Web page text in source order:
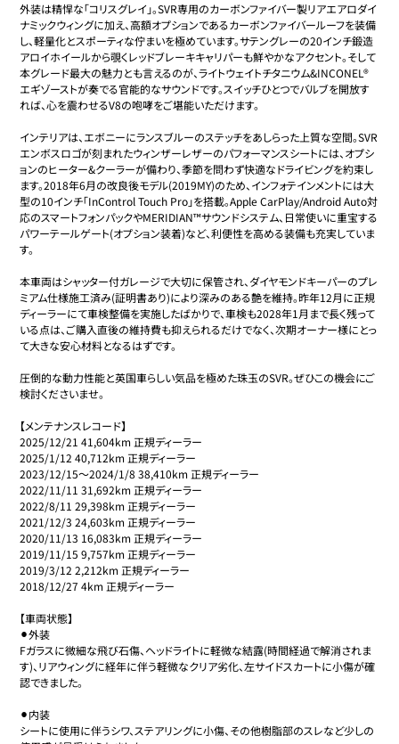
外装は精悍な「コリスグレイ」。SVR専用のカーボンファイバー製リアエアロダイ
ナミックウィングに加え、高額オプションであるカーボンファイバールーフを装備
し、軽量化とスポーティな佇まいを極めています。サテングレーの20インチ鍛造
アロイホイールから覗くレッドブレーキキャリパーも鮮やかなアクセント。そして
本グレード最大の魅力とも言えるのが、ライトウェイトチタニウム&INCONEL®︎
エギゾーストが奏でる官能的なサウンドです。スイッチひとつでバルブを開放す
れば、心を震わせるV8の咆哮をご堪能いただけます。
インテリアは、エボニーにランスブルーのステッチをあしらった上質な空間。SVR
エンボスロゴが刻まれたウィンザーレザーのパフォーマンスシートには、オプシ
ョンのヒーター&クーラーが備わり、季節を問わず快適なドライビングを約束し
ます。2018年6月の改良後モデル(2019MY)のため、インフォテインメントには大
型の10インチ「InControl Touch Pro」を搭載。Apple CarPlay/Android Auto対
応のスマートフォンパックやMERIDIAN™サウンドシステム、日常使いに重宝する
パワーテールゲート(オプション装着)など、利便性を高める装備も充実していま
す。
本車両はシャッター付ガレージで大切に保管され、ダイヤモンドキーパーのプレ
ミアム仕様施工済み(証明書あり)により深みのある艶を維持。昨年12月に正規
ディーラーにて車検整備を実施したばかりで、車検も2028年1月まで長く残って
いる点は、ご購入直後の維持費も抑えられるだけでなく、次期オーナー様にとっ
て大きな安心材料となるはずです。
圧倒的な動力性能と英国車らしい気品を極めた珠玉のSVR。ぜひこの機会にご
検討くださいませ。
【メンテナンスレコード】
2025/12/21 41,604km 正規ディーラー
2025/1/12 40,712km 正規ディーラー
2023/12/15〜2024/1/8 38,410km 正規ディーラー
2022/11/11 31,692km 正規ディーラー
2022/8/11 29,398km 正規ディーラー
2021/12/3 24,603km 正規ディーラー
2020/11/13 16,083km 正規ディーラー
2019/11/15 9,757km 正規ディーラー
2019/3/12 2,212km 正規ディーラー
2018/12/27 4km 正規ディーラー
【車両状態】
⚫︎外装
Fガラスに微細な飛び石傷、ヘッドライトに軽微な結露(時間経過で解消されま
す)、リアウィングに経年に伴う軽微なクリア劣化、左サイドスカートに小傷が確
認できました。
⚫︎内装
シートに使用に伴うシワ、ステアリングに小傷、その他樹脂部のスレなど少しの